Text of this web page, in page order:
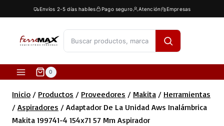
al
contenido
Envíos 2-5 días habíles Pago seguro Atención Empresas
0
Inicio / Productos / Proveedores / Makita / Herramientas
/ Aspiradores / Adaptador De La Unidad Aws Inalámbrica
Makita 199741-4 154x71 57 Mm Aspirador